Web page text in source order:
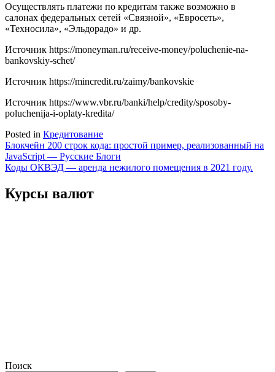
Осуществлять платежи по кредитам также возможно в
салонах федеральных сетей «Связной», «Евросеть»,
«Техносила», «Эльдорадо» и др.
Источник https://moneyman.ru/receive-money/poluchenie-na-
bankovskiy-schet/
Источник https://mincredit.ru/zaimy/bankovskie
Источник https://www.vbr.ru/banki/help/credity/sposoby-
poluchenija-i-oplaty-kredita/
Posted in Кредитование
Навигация
по
Блокчейн 200 строк кода: простой пример, реализованный на
JavaScript — Русские Блоги
Коды ОКВЭД — аренда нежилого помещения в 2021 году.
Курсы валют
Поиск